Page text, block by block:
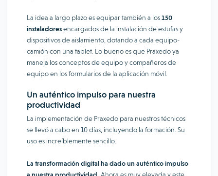
La idea a largo plazo es equipar también a los150
instaladoresencargados de la instalación de estufas y
dispositivos de aislamiento, dotando a cada equipo-
camión con una tablet. Lo bueno es que Praxedo ya
maneja los conceptos de equipo y compañeros de
equipo en los formularios de la aplicación móvil.
Un auténtico impulso para nuestra
productividad
La implementación de Praxedo para nuestros técnicos
se llevó a cabo en 10 días, incluyendo la formación. Su
uso es increíblemente sencillo.
La transformación digital ha dado un auténtico impulso